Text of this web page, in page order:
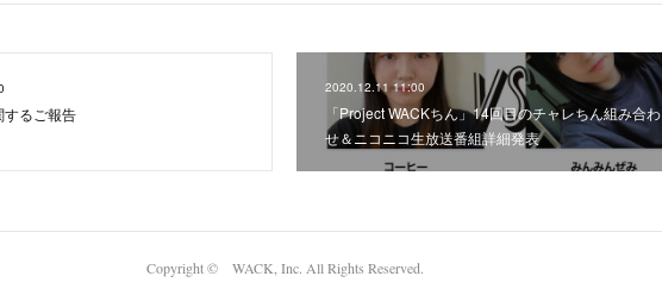
するご報告
2020.12.11 11:00
「Project WACKちん」14回目のチャレちん組み合わ
せ＆ニコニコ生放送番組詳細発表
Copyright © WACK, Inc. All Rights Reserved.